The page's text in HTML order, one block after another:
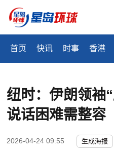
首页 快讯 时事 香港
纽时：伊朗领袖
说话困难需整容
2026-04-24 09:55 生成海报